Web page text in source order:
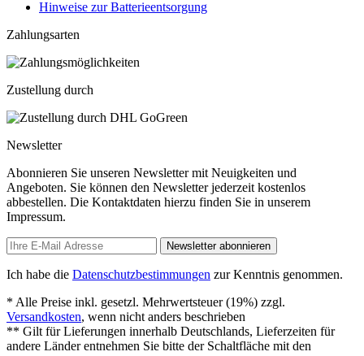
Hinweise zur Batterieentsorgung
Zahlungsarten
Zustellung durch
Newsletter
Abonnieren Sie unseren Newsletter mit Neuigkeiten und
Angeboten. Sie können den Newsletter jederzeit kostenlos
abbestellen. Die Kontaktdaten hierzu finden Sie in unserem
Impressum.
Newsletter abonnieren
Ich habe die Datenschutzbestimmungen zur Kenntnis genommen.
* Alle Preise inkl. gesetzl. Mehrwertsteuer (19%) zzgl.
Versandkosten, wenn nicht anders beschrieben
** Gilt für Lieferungen innerhalb Deutschlands, Lieferzeiten für
andere Länder entnehmen Sie bitte der Schaltfläche mit den